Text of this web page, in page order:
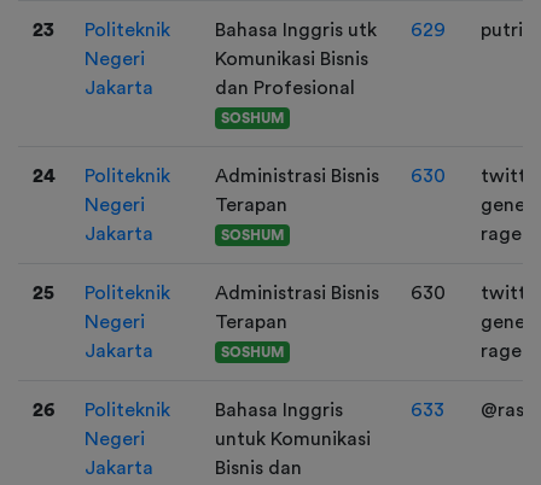
23
Politeknik
Negeri
Jakarta
Bahasa Inggris utk
Komunikasi Bisnis
dan Profesional
SOSHUM
629
24
Politeknik
Negeri
Jakarta
Administrasi Bisnis
Terapan
SOSHUM
630
25
Politeknik
Negeri
Jakarta
Administrasi Bisnis
Terapan
SOSHUM
630
26
Politeknik
Negeri
Jakarta
Bahasa Inggris
untuk Komunikasi
Bisnis dan
633